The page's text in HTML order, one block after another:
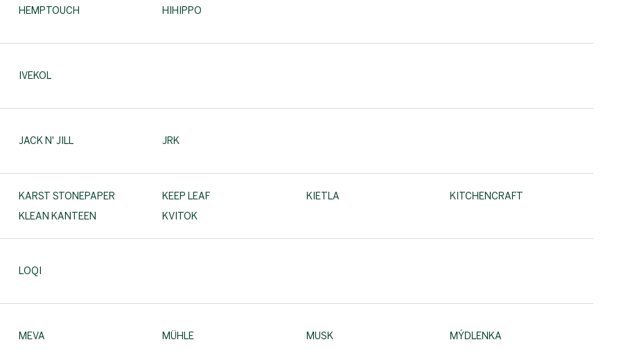
HEMPTOUCH HIHIPPO
IVEKOL
JACK N' JILL JRK
KARST STONEPAPER KEEP LEAF KIETLA
KITCHENCRAFT
KLEAN KANTEEN
KVITOK
LOQI
MEVA MÜHLE MUSK MÝDLENKA